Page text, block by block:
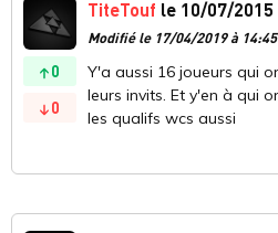
0
0
TiteTouf le 10/07/2015
Modifié le 17/04/2019 à 14:45
Y'a aussi 16 joueurs qui
leurs invits. Et y'en à qui
les qualifs wcs aussi